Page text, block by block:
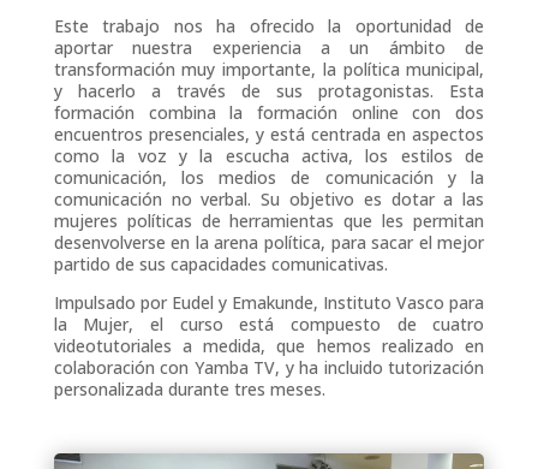
Este trabajo nos ha ofrecido la oportunidad de
aportar nuestra experiencia a un ámbito de
transformación muy importante, la política municipal,
y hacerlo a través de sus protagonistas. Esta
formación combina la formación online con dos
encuentros presenciales, y está centrada en aspectos
como la voz y la escucha activa, los estilos de
comunicación, los medios de comunicación y la
comunicación no verbal. Su objetivo es dotar a las
mujeres políticas de herramientas que les permitan
desenvolverse en la arena política, para sacar el mejor
partido de sus capacidades comunicativas.
Impulsado por Eudel y Emakunde, Instituto Vasco para
la Mujer, el curso está compuesto de cuatro
videotutoriales a medida, que hemos realizado en
colaboración con Yamba TV, y ha incluido tutorización
personalizada durante tres meses.